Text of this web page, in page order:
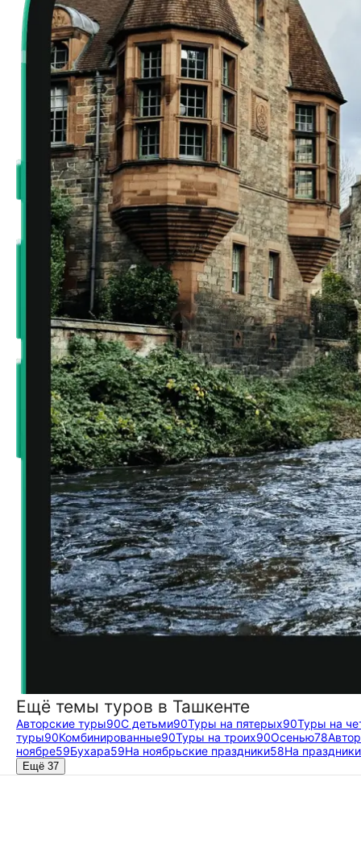
Ещё темы туров в Ташкенте
Авторские туры90С детьми90Туры на пятерых90Туры на
туры90Комбинированные90Туры на троих90Осенью78
ноябре59Бухара59На ноябрьские праздники58На праздники
Ещё 37